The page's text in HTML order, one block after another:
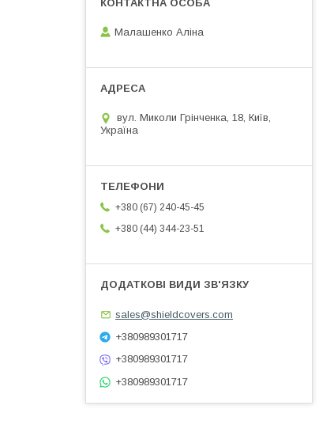
Малашенко Аліна
вул. Миколи Грінченка, 18, Київ,
Україна
+380 (67) 240-45-45
+380 (44) 344-23-51
sales@shieldcovers.com
+380989301717
+380989301717
+380989301717